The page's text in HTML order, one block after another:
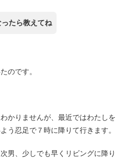
たら教えてね
のです。
かりませんが、最近ではわたしを
う忍足で７時に降りて行きます。
男、少しでも早くリビングに降り